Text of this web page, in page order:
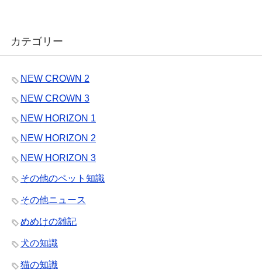
カテゴリー
NEW CROWN 2
NEW CROWN 3
NEW HORIZON 1
NEW HORIZON 2
NEW HORIZON 3
その他のペット知識
その他ニュース
めめけの雑記
犬の知識
猫の知識